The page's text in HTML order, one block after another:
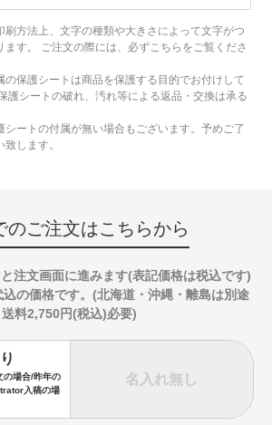
方法上、文字の種類や大きさによって文字がつ
ます。 ご注文の際には、必ずこちらをご覧くださ
保護シートは商品を保護する目的でお付けして
護シートの破れ、汚れ等による返品・交換は承る
シートの付属が無い場合もございます。予めご了
します。
のご注文はこちらから
注文画面に進みます(表記価格は税込です)
の価格です。(北海道・沖縄・離島は別途
送料2,750円(税込)必要)
の場合/昨年の
入稿の場
名入れ無し